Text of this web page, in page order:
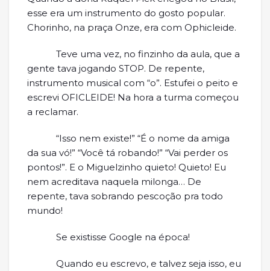
esse era um instrumento do gosto popular.
Chorinho, na praça Onze, era com Ophicleide.
Teve uma vez, no finzinho da aula, que a
gente tava jogando STOP. De repente,
instrumento musical com “o”. Estufei o peito e
escrevi OFICLEIDE! Na hora a turma começou
a reclamar.
“Isso nem existe!” “É o nome da amiga
da sua vó!” “Você tá robando!” “Vai perder os
pontos!”. E o Miguelzinho quieto! Quieto! Eu
nem acreditava naquela milonga… De
repente, tava sobrando pescoção pra todo
mundo!
Se existisse Google na época!
Quando eu escrevo, e talvez seja isso, eu